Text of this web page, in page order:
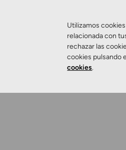
Utilizamos
relacionada con
rechazar las
cookies pulsando
cookies.